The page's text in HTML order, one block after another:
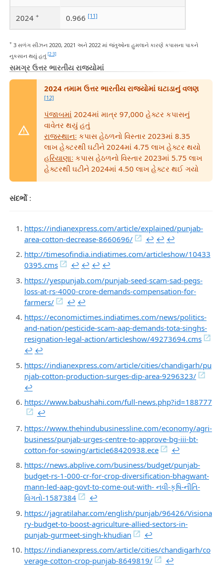
2024 + 0.966 [11]
+3 સળંગ સીઝન 2020, 2021 અને 2022 માં જંતુઓના હુમલાને કારણે કપાસના પાકને
નુકસાન થયું હતું [2:3]
સમગ્ર ઉત્તર ભારતીય રાજ્યોમાં
2024 તમામ ઉત્તર ભારતીય રાજ્યોમાં ઘટાડાનું વલણ
[12]
પંજાબમાં 2024માં માત્ર 97,000 હેક્ટર કપાસનું
વાવેતર થયું હતું
રાજસ્થાનઃ કપાસ હેઠળનો વિસ્તાર 2023માં 8.35
લાખ હેક્ટરથી ઘટીને 2024માં 4.75 લાખ હેક્ટર થયો
હરિયાણાઃ કપાસ હેઠળનો વિસ્તાર 2023માં 5.75 લાખ
હેક્ટરથી ઘટીને 2024માં 4.50 લાખ હેક્ટર થઈ ગયો
સંદર્ભો:
https://indianexpress.com/article/explained/punjab-
area-cotton-decrease-8660696/
↩︎ ↩︎ ↩︎
http://timesofindia.indiatimes.com/articleshow/10433
0395.cms
↩︎ ↩︎ ↩︎ ↩︎
https://yespunjab.com/punjab-seed-scam-sad-pegs-
loss-at-rs-4000-crore-demands-compensation-for-
farmers/
↩︎ ↩︎
https://economictimes.indiatimes.com/news/politics-
and-nation/pesticide-scam-aap-demands-tota-singhs-
resignation-legal-action/articleshow/49273694.cms
↩︎ ↩︎
https://indianexpress.com/article/cities/chandigarh/pu
njab-cotton-production-surges-dip-area-9296323/
↩︎
https://www.babushahi.com/full-news.php?id=188777
↩︎
https://www.thehindubusinessline.com/economy/agri-
business/punjab-urges-centre-to-approve-bg-iii-bt-
cotton-for-sowing/article68420938.ece
↩︎
https://news.abplive.com/business/budget/punjab-
budget-rs-1-000-cr-for-crop-diversification-bhagwant-
mann-led-aap-govt-to-come-out-with- નવી-કૃષિ-નીતિ-
વિગતો-1587384
↩︎
https://jagratilahar.com/english/punjab/96426/Visiona
ry-budget-to-boost-agriculture-allied-sectors-in-
punjab-gurmeet-singh-khudian
↩︎
https://indianexpress.com/article/cities/chandigarh/co
verage-cotton-crop-punjab-8649819/
↩︎